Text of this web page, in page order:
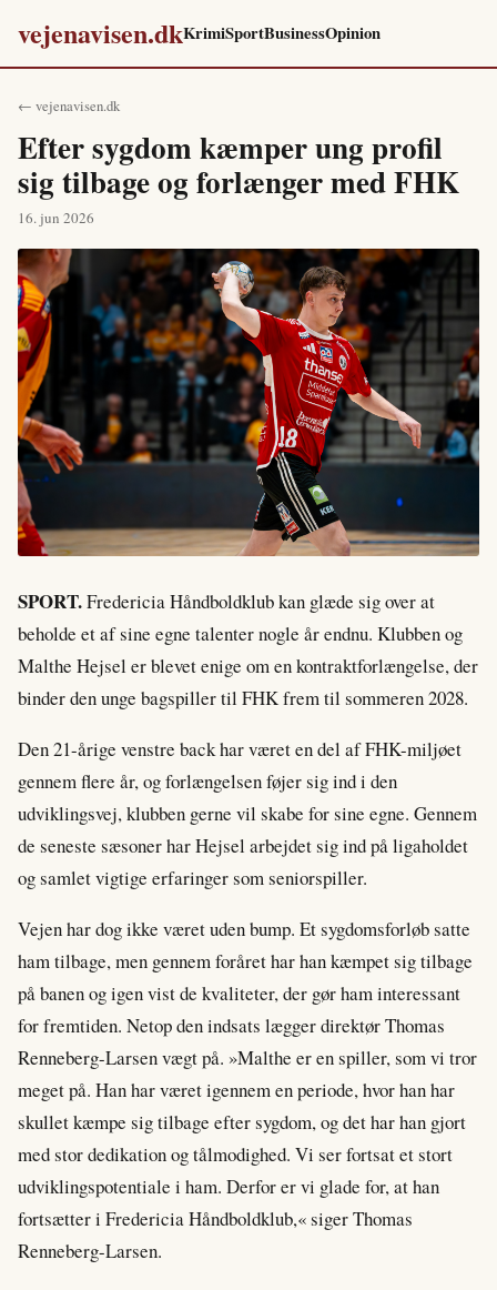
vejenavisen.dkKrimiSportBusinessOpinion
← vejenavisen.dk
Efter sygdom kæmper ung profil
sig tilbage og forlænger med FHK
16. jun 2026
SPORT.Fredericia Håndboldklub kan glæde sig over at
beholde et af sine egne talenter nogle år endnu. Klubben og
Malthe Hejsel er blevet enige om en kontraktforlængelse, der
binder den unge bagspiller til FHK frem til sommeren 2028.
Den 21-årige venstre back har været en del af FHK-miljøet
gennem flere år, og forlængelsen føjer sig ind i den
udviklingsvej, klubben gerne vil skabe for sine egne. Gennem
de seneste sæsoner har Hejsel arbejdet sig ind på ligaholdet
og samlet vigtige erfaringer som seniorspiller.
Vejen har dog ikke været uden bump. Et sygdomsforløb satte
ham tilbage, men gennem foråret har han kæmpet sig tilbage
på banen og igen vist de kvaliteter, der gør ham interessant
for fremtiden. Netop den indsats lægger direktør Thomas
Renneberg-Larsen vægt på. »Malthe er en spiller, som vi tror
meget på. Han har været igennem en periode, hvor han har
skullet kæmpe sig tilbage efter sygdom, og det har han gjort
med stor dedikation og tålmodighed. Vi ser fortsat et stort
udviklingspotentiale i ham. Derfor er vi glade for, at han
fortsætter i Fredericia Håndboldklub,« siger Thomas
Renneberg-Larsen.